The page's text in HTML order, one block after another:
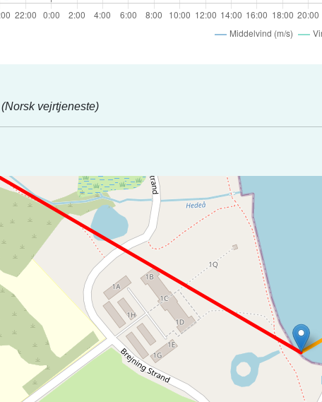
(Norsk vejrtjeneste)